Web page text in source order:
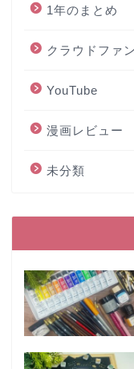
1年のまとめ
クラウドファ
YouTube
漫画レビュー
未分類